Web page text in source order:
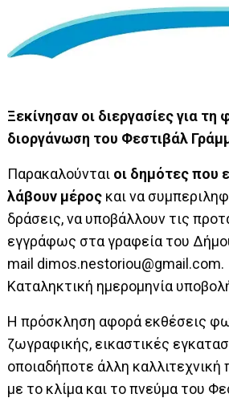
Ξεκίνησαν οι διεργασίες για τη
διοργάνωση του Φεστιβάλ
Παρακαλούνται οι δημότες που
λάβουν μέρος και να
δράσεις, να υποβάλλουν τις
εγγράφως στα γραφεία του
mail dimos.nestoriou@gmail.com.
Καταληκτική ημερομηνία
Η πρόσκληση αφορά εκθέσεις
ζωγραφικής, εικαστικές
οποιαδήποτε άλλη καλλιτεχνική
με το κλίμα και το πνεύμα του